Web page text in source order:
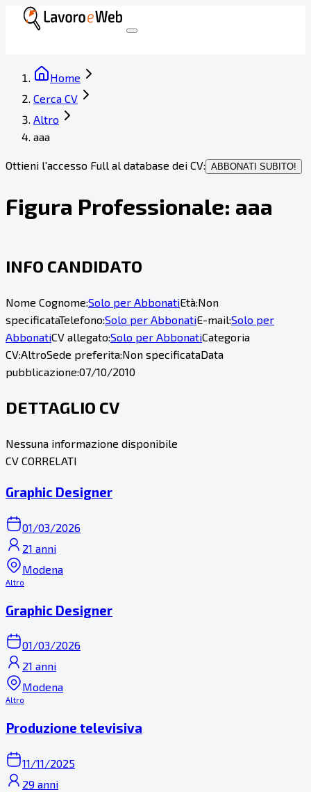
Home
Cerca CV
Altro
aaa
Ottieni l'accesso Full al database dei CV: ABBONATI SUBITO!
Figura Professionale: aaa
INFO CANDIDATO
Nome Cognome:Solo per AbbonatiEtà:Non
specificataTelefono:Solo per AbbonatiE-mail:Solo per
AbbonatiCV allegato:Solo per AbbonatiCategoria
CV:AltroSede preferita:Non specificataData
pubblicazione:07/10/2010
DETTAGLIO CV
Nessuna informazione disponibile
CV CORRELATI
Graphic Designer
01/03/2026
21 anni
Modena
Altro
Graphic Designer
01/03/2026
21 anni
Modena
Altro
Produzione televisiva
11/11/2025
29 anni